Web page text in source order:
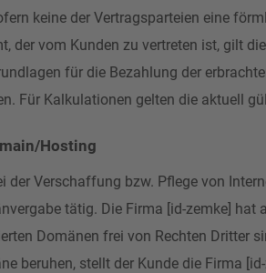
keine der Vertragsparteien eine
der vom Kunden zu vertreten ist, gilt
für die Bezahlung der
Für Kalkulationen gelten die aktuell
Hosting
der Verschaffung bzw. Pflege von
tätig. Die Firma [id-zemke]
Domänen frei von Rechten Dritter
beruhen, stellt der Kunde die Firma